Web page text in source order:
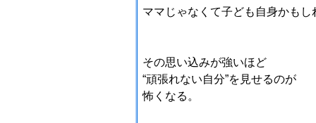
ママじゃなくて子ども自身かもし
その思い込みが強いほど
“頑張れない自分”を見せるのが
怖くなる。